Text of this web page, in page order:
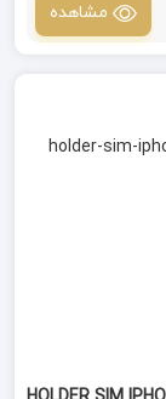
مشاهده